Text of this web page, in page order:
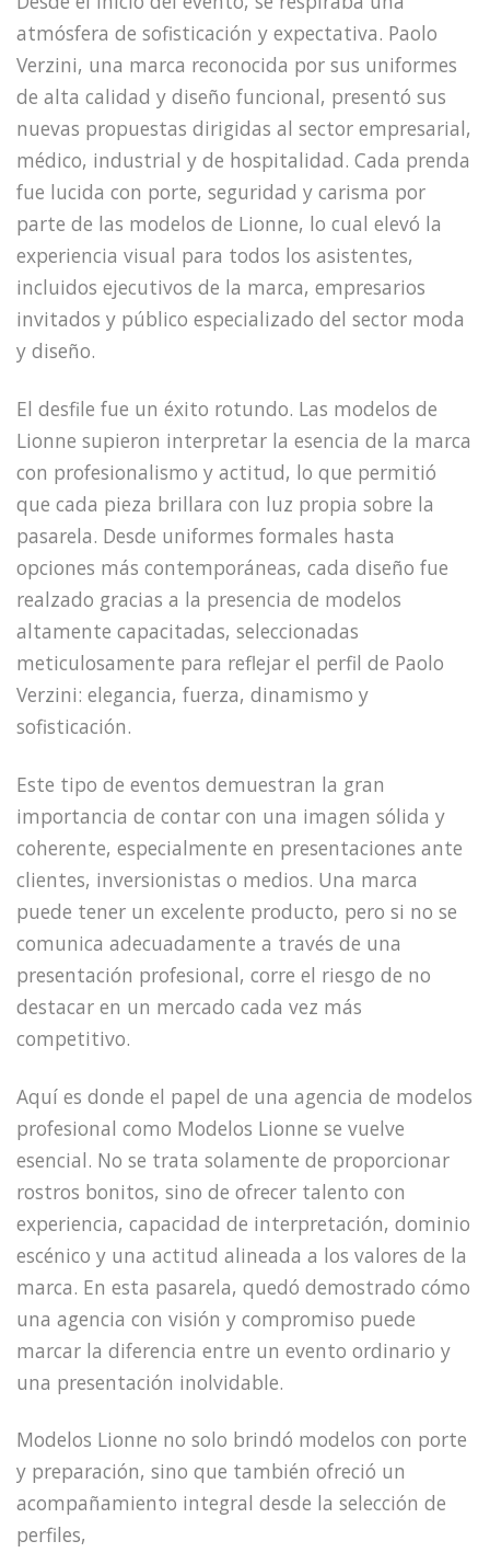
atmósfera de sofisticación y expectativa. Paolo
Verzini, una marca reconocida por sus uniformes
de alta calidad y diseño funcional, presentó sus
nuevas propuestas dirigidas al sector empresarial,
médico, industrial y de hospitalidad. Cada prenda
fue lucida con porte, seguridad y carisma por
parte de las modelos de Lionne, lo cual elevó la
experiencia visual para todos los asistentes,
incluidos ejecutivos de la marca, empresarios
invitados y público especializado del sector moda
y diseño.
El desfile fue un éxito rotundo. Las modelos de
Lionne supieron interpretar la esencia de la marca
con profesionalismo y actitud, lo que permitió
que cada pieza brillara con luz propia sobre la
pasarela. Desde uniformes formales hasta
opciones más contemporáneas, cada diseño fue
realzado gracias a la presencia de modelos
altamente capacitadas, seleccionadas
meticulosamente para reflejar el perfil de Paolo
Verzini: elegancia, fuerza, dinamismo y
sofisticación.
Este tipo de eventos demuestran la gran
importancia de contar con una imagen sólida y
coherente, especialmente en presentaciones ante
clientes, inversionistas o medios. Una marca
puede tener un excelente producto, pero si no se
comunica adecuadamente a través de una
presentación profesional, corre el riesgo de no
destacar en un mercado cada vez más
competitivo.
Aquí es donde el papel de una agencia de modelos
profesional como Modelos Lionne se vuelve
esencial. No se trata solamente de proporcionar
rostros bonitos, sino de ofrecer talento con
experiencia, capacidad de interpretación, dominio
escénico y una actitud alineada a los valores de la
marca. En esta pasarela, quedó demostrado cómo
una agencia con visión y compromiso puede
marcar la diferencia entre un evento ordinario y
una presentación inolvidable.
Modelos Lionne no solo brindó modelos con porte
y preparación, sino que también ofreció un
acompañamiento integral desde la selección de
perfiles,